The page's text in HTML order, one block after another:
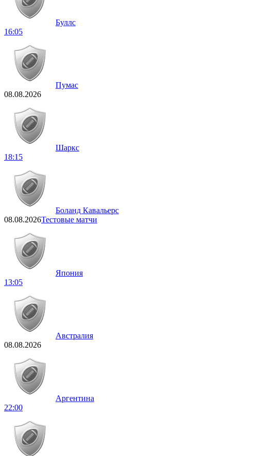
Буллс
16:05
Пумас
08.08.2026
Шаркс
18:15
Боланд Кавальерс
08.08.2026Тестовые матчи
Япония
13:05
Австралия
08.08.2026
Аргентина
22:00